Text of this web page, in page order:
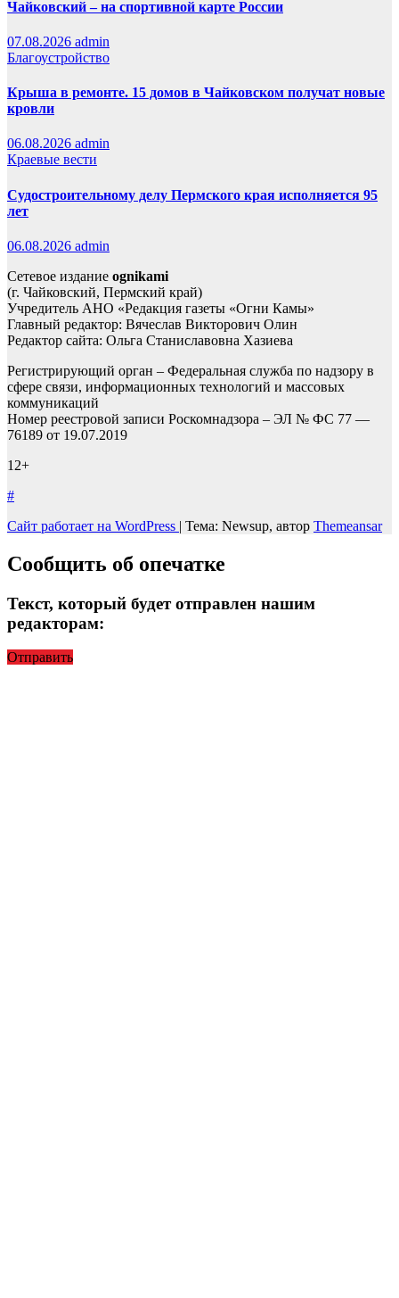
Чайковский – на спортивной карте России
07.08.2026 admin
Благоустройство
Крыша в ремонте. 15 домов в Чайковском получат новые
кровли
06.08.2026 admin
Краевые вести
Судостроительному делу Пермского края исполняется 95
лет
06.08.2026 admin
Сетевое издание ognikami
(г. Чайковский, Пермский край)
Учредитель АНО «Редакция газеты «Огни Камы»
Главный редактор: Вячеслав Викторович Олин
Редактор сайта: Ольга Станиславовна Хазиева
Регистрирующий орган – Федеральная служба по надзору в
сфере связи, информационных технологий и массовых
коммуникаций
Номер реестровой записи Роскомнадзора – ЭЛ № ФС 77 —
76189 от 19.07.2019
12+
#
Сайт работает на WordPress | Тема: Newsup, автор Themeansar
Сообщить об опечатке
Текст, который будет отправлен нашим
редакторам:
Отправить